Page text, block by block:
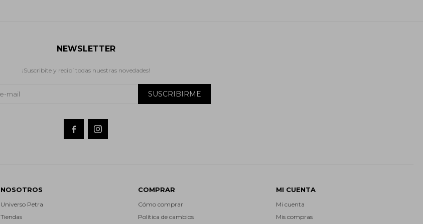
NOSOTROS
Universo Petra
Tiendas
COMPRAR
Cómo comprar
Política de cambios
MI CUENTA
Mi cuenta
Mis compras
NEWSLETTER
¡Suscribite y recibí todas nuestras novedades!
SUSCRIBIRME
 